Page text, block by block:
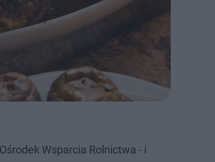
Wsparcia Rolnictwa - i